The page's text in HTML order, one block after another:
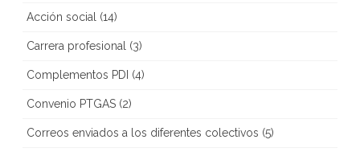
Acción social (14)
Carrera profesional (3)
Complementos PDI (4)
Convenio PTGAS (2)
Correos enviados a los diferentes colectivos (5)